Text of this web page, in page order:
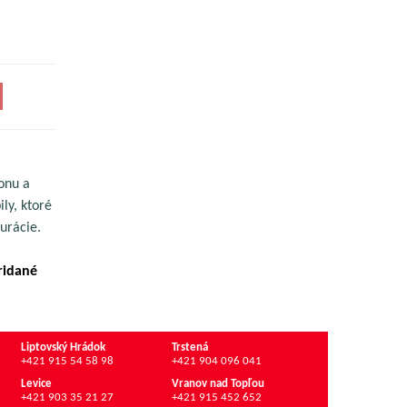
a
ktoré
Liptovský Hrádok
+421 915 54 58 98
Levice
+421 903 35 21 27
Trstená
+421 904 096 041
Vranov nad Topľou
+421 915 452 652